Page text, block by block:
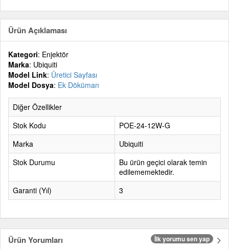
Ürün Açıklaması
Kategori: Enjektör
Marka: Ubiquiti
Model Link: Üretici Sayfası
Model Dosya: Ek Döküman
Diğer Özellikler
Stok Kodu
POE-24-12W-G
Marka
Ubiquiti
Stok Durumu
Bu ürün geçici olarak temin
edilememektedir.
Garanti (Yıl)
3
Ürün Yorumları İlk yorumu sen yap